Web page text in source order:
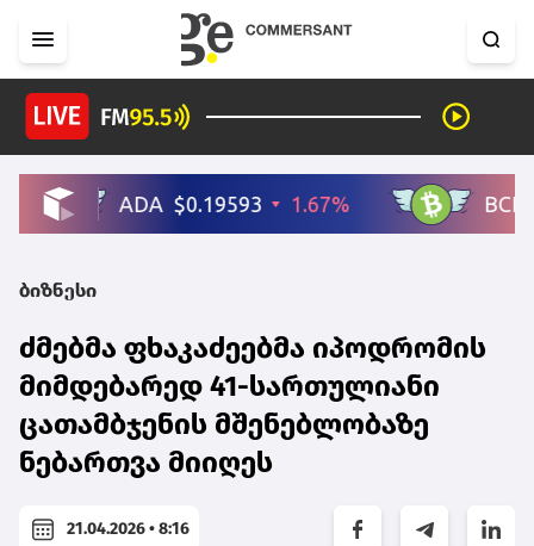
ბიზნესი
ძმებმა ფხაკაძეებმა იპოდრომის
მიმდებარედ 41-სართულიანი
ცათამბჯენის მშენებლობაზე
ნებართვა მიიღეს
21.04.2026 • 8:16